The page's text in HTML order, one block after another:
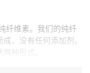
纤维素。我们的纯纤
，没有任何添加剂。